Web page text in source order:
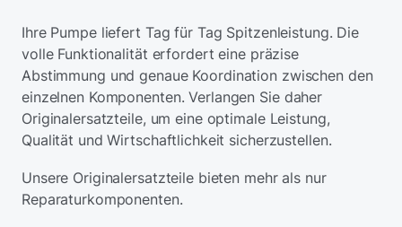
Ihre Pumpe liefert Tag für Tag Spitzenleistung. Die
volle Funktionalität erfordert eine präzise
Abstimmung und genaue Koordination zwischen den
einzelnen Komponenten. Verlangen Sie daher
Originalersatzteile, um eine optimale Leistung,
Qualität und Wirtschaftlichkeit sicherzustellen.
Unsere Originalersatzteile bieten mehr als nur
Reparaturkomponenten.